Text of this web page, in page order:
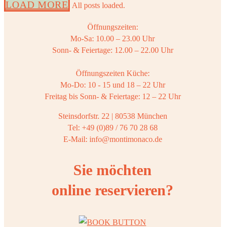
LOAD MORE All posts loaded.
Öffnungszeiten:
Mo-Sa: 10.00 – 23.00 Uhr
Sonn- & Feiertage: 12.00 – 22.00 Uhr
Öffnungszeiten Küche:
Mo-Do: 10 - 15 und 18 – 22 Uhr
Freitag bis Sonn- & Feiertage: 12 – 22 Uhr
Steinsdorfstr. 22 | 80538 München
Tel: +49 (0)89 / 76 70 28 68
E-Mail: info@montimonaco.de
Sie möchten
online reservieren?